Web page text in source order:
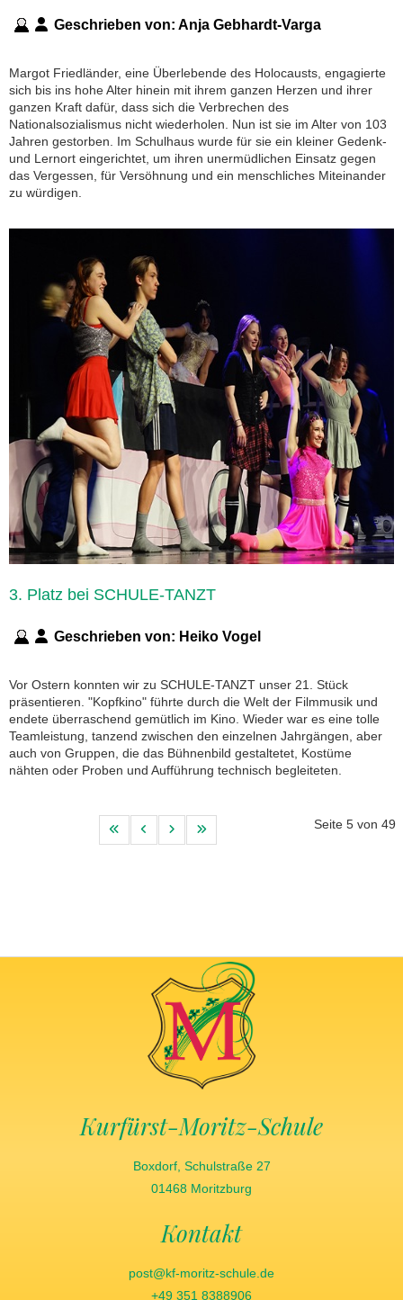
Geschrieben von: Anja Gebhardt-Varga
Margot Friedländer, eine Überlebende des Holocausts, engagierte
sich bis ins hohe Alter hinein mit ihrem ganzen Herzen und ihrer
ganzen Kraft dafür, dass sich die Verbrechen des
Nationalsozialismus nicht wiederholen. Nun ist sie im Alter von 103
Jahren gestorben. Im Schulhaus wurde für sie ein kleiner Gedenk-
und Lernort eingerichtet, um ihren unermüdlichen Einsatz gegen
das Vergessen, für Versöhnung und ein menschliches Miteinander
zu würdigen.
3. Platz bei SCHULE-TANZT
Geschrieben von: Heiko Vogel
Vor Ostern konnten wir zu SCHULE-TANZT unser 21. Stück
präsentieren. "Kopfkino" führte durch die Welt der Filmmusik und
endete überraschend gemütlich im Kino. Wieder war es eine tolle
Teamleistung, tanzend zwischen den einzelnen Jahrgängen, aber
auch von Gruppen, die das Bühnenbild gestaltetet, Kostüme
nähten oder Proben und Aufführung technisch begleiteten.
Seite 5 von 49
Kurfürst-Moritz-Schule
Boxdorf, Schulstraße 27
01468 Moritzburg
Kontakt
post@kf-moritz-schule.de
+49 351 8388906